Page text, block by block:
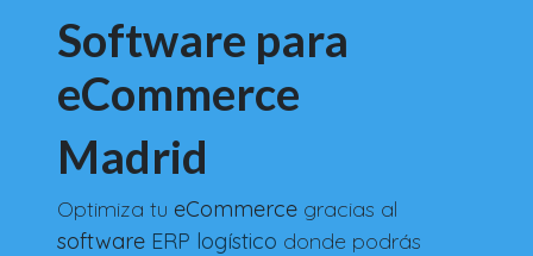
Software para
eCommerce
Madrid
Optimiza tu eCommerce gracias al
software ERP logístico donde podrás